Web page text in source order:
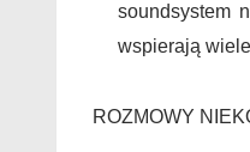
soundsystem
wspierają
ROZMOWY